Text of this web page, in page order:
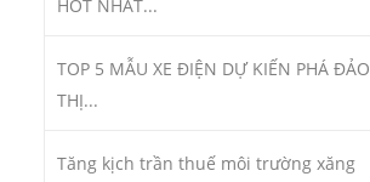
HOT NHẤT...
TOP 5 MẪU XE ĐIỆN DỰ KIẾN PHÁ ĐẢO
THỊ...
Tăng kịch trần thuế môi trường xăng